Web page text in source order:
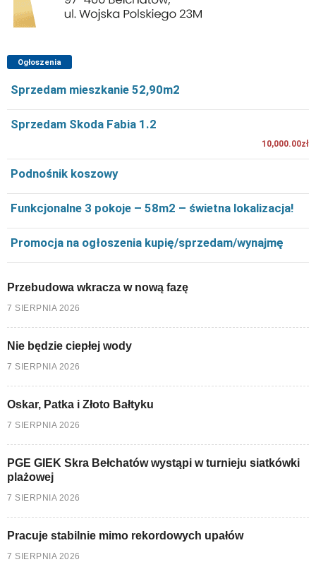
Ogłoszenia
Sprzedam mieszkanie 52,90m2
Sprzedam Skoda Fabia 1.2
10,000.00zł
Podnośnik koszowy
Funkcjonalne 3 pokoje – 58m2 – świetna lokalizacja!
Promocja na ogłoszenia kupię/sprzedam/wynajmę
Przebudowa wkracza w nową fazę
7 SIERPNIA 2026
Nie będzie ciepłej wody
7 SIERPNIA 2026
Oskar, Patka i Złoto Bałtyku
7 SIERPNIA 2026
PGE GIEK Skra Bełchatów wystąpi w turnieju siatkówki
plażowej
7 SIERPNIA 2026
Pracuje stabilnie mimo rekordowych upałów
7 SIERPNIA 2026